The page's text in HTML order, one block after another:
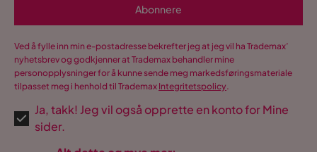
Abonnere
Ved å fylle inn min e-postadresse bekrefter jeg at jeg vil ha Trademax’
nyhetsbrev og godkjenner at Trademax behandler mine
personopplysninger for å kunne sende meg markedsføringsmateriale
tilpasset meg i henhold til Trademax Integritetspolicy.
Ja, takk! Jeg vil også opprette en konto for Mine
sider.